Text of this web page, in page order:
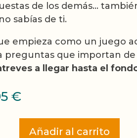
de los demás…
sabías de ti.
empieza como un juego
preguntas que importan de
a llegar hasta el
€
Añadir al carrito